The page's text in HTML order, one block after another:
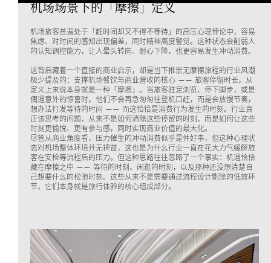
机场场景下的「摩擦」定义
机场旅客普遍处于「赶时间却又不得不等待」的高压心理悖论中，容易
焦虑、对时间的感知出现偏差，同时精神高度警觉。这种状态会削弱人
的认知调控能力，让人晕头转向、耐心下降，也更容易发生冲动消费。
这背后藏着一个直接的商业启示，却是当下推崇无摩擦旅程的行业风潮
极少提及的：支撑机场餐饮与商业营收的核心 —— 旅客停留时长，从
定义上来说本身就是一种「摩擦」。当旅客驻足浏览、停下脚步，或是
偶遇意外的惊喜时，他们不会再急匆匆往登机口赶，而是会放慢节奏，
想办法打发等待的时间 —— 而这恰恰是消费行为发生的时刻。行业真
正该思考的问题，从来不是如何消除这些停留的时刻，而是如何让这些
时刻更愉悦、更有参与感，同时实现商业价值的最大化。
尽管从商业角度看，压力催生的冲动消费似乎是件好事，但这种心理状
态对机场整体环境并无裨益，这也是为什么行业一直在花大力气缓解旅
客在安检等流程后的压力。但这种思路往往忽略了一个事实：机遇恰恰
藏在摩擦之中 —— 等待的时刻、闲逛的时刻，以及那种还没想清楚自
己想要什么的松弛时刻。这些从来不是需要通过流程设计剔除的低效环
节，它们本身就是旅行体验的核心组成部分。